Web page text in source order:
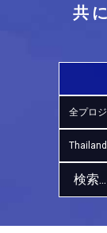
共
全プロ
Thailand